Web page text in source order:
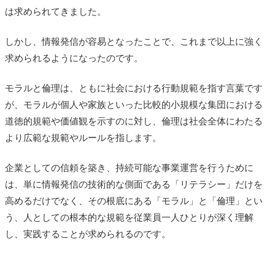
は求められてきました。
しかし、情報発信が容易となったことで、これまで以上に強く
求められるようになったのです。
モラルと倫理は、ともに社会における行動規範を指す言葉です
が、モラルが個人や家族といった比較的小規模な集団における
道徳的規範や価値観を示すのに対し、倫理は社会全体にわたる
より広範な規範やルールを指します。
企業としての信頼を築き、持続可能な事業運営を行うために
は、単に情報発信の技術的な側面である「リテラシー」だけを
高めるだけでなく、その根底にある「モラル」と「倫理」とい
う、人としての根本的な規範を従業員一人ひとりが深く理解
し、実践することが求められるのです。